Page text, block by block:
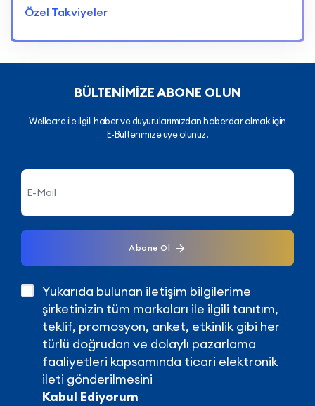
Özel Takviyeler
BÜLTENİMİZE ABONE OLUN
Wellcare ile ilgili haber ve duyurularımızdan haberdar olmak için
E-Bültenimize üye olunuz.
Abone Ol
Yukarıda bulunan iletişim bilgilerime
şirketinizin tüm markaları ile ilgili tanıtım,
teklif, promosyon, anket, etkinlik gibi her
türlü doğrudan ve dolaylı pazarlama
faaliyetleri kapsamında ticari elektronik
ileti gönderilmesini
Kabul Ediyorum